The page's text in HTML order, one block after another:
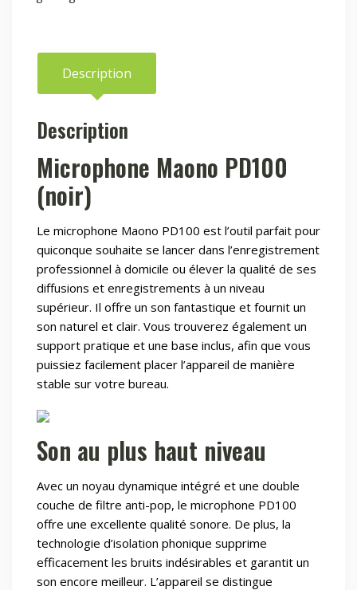
Description
Description
Microphone Maono PD100
(noir)
Le microphone Maono PD100 est l’outil parfait pour
quiconque souhaite se lancer dans l’enregistrement
professionnel à domicile ou élever la qualité de ses
diffusions et enregistrements à un niveau
supérieur. Il offre un son fantastique et fournit un
son naturel et clair. Vous trouverez également un
support pratique et une base inclus, afin que vous
puissiez facilement placer l’appareil de manière
stable sur votre bureau.
Son au plus haut niveau
Avec un noyau dynamique intégré et une double
couche de filtre anti-pop, le microphone PD100
offre une excellente qualité sonore. De plus, la
technologie d’isolation phonique supprime
efficacement les bruits indésirables et garantit un
son encore meilleur. L’appareil se distingue